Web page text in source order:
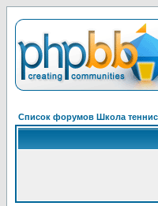
Список форумов Школа